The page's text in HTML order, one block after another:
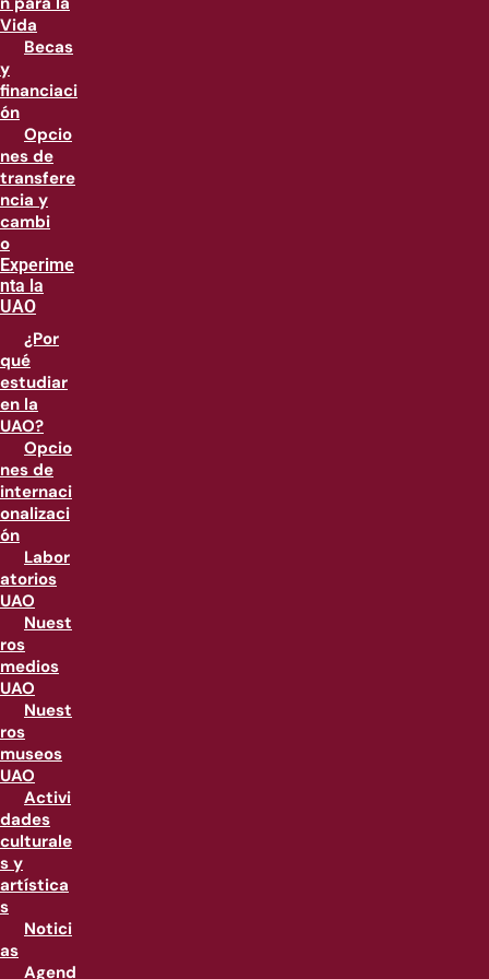
Vida
Becas
y
financiaci
ón
Opcio
nes de
transfere
ncia y
cambi
o
Experime
nta la
UAO
¿Por
qué
estudiar
en la
UAO?
Opcio
nes de
internaci
onalizaci
ón
Labor
atorios
UAO
Nuest
ros
medios
UAO
Nuest
ros
museos
UAO
Activi
dades
culturale
s y
artística
s
Notici
as
Agend